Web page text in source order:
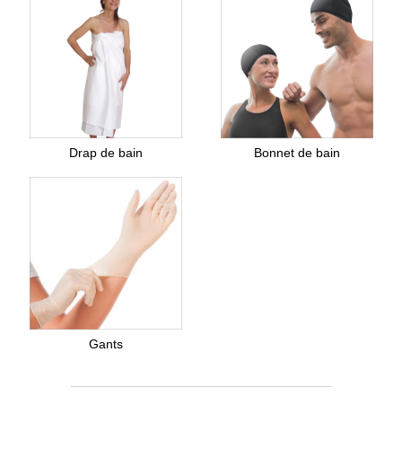
Drap de bain Bonnet de bain
Gants